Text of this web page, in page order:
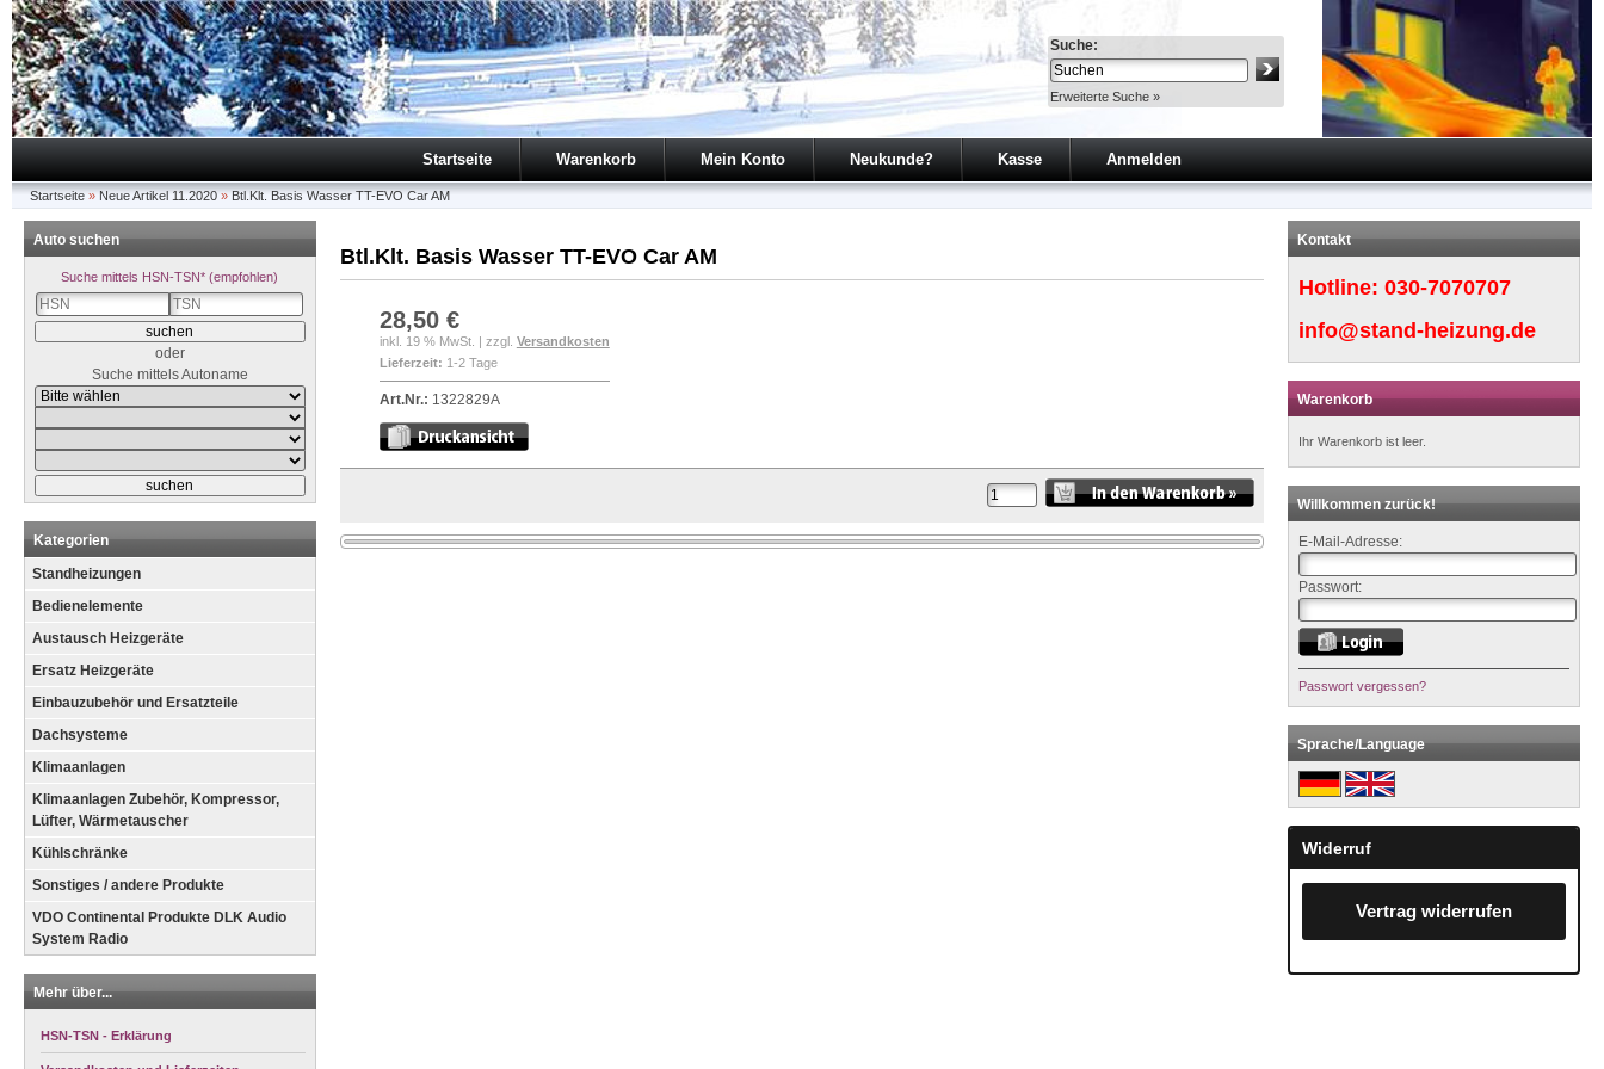
Suche:
Erweiterte Suche »
Startseite Warenkorb Mein Konto Neukunde? Kasse Anmelden
Startseite » Neue Artikel 11.2020 » Btl.Klt. Basis Wasser TT-EVO Car AM
Btl.Klt. Basis Wasser TT-EVO Car AM
28,50 €
inkl. 19 % MwSt. | zzgl. Versandkosten
Lieferzeit: 1-2 Tage
Art.Nr.: 1322829A
Auto suchen
Suche mittels HSN-TSN* (empfohlen)
oder
Suche mittels Autoname
Kategorien
Standheizungen
Bedienelemente
Austausch Heizgeräte
Ersatz Heizgeräte
Einbauzubehör und Ersatzteile
Dachsysteme
Klimaanlagen
Klimaanlagen Zubehör, Kompressor,
Lüfter, Wärmetauscher
Kühlschränke
Sonstiges / andere Produkte
VDO Continental Produkte DLK Audio
System Radio
Mehr über...
HSN-TSN - Erklärung
Kontakt
Hotline:030-7070707
info@stand-heizung.de
Warenkorb
Ihr Warenkorb ist leer.
Willkommen zurück!
E-Mail-Adresse:
Passwort:
Passwort vergessen?
Sprache/Language
Widerruf
Vertrag widerrufen